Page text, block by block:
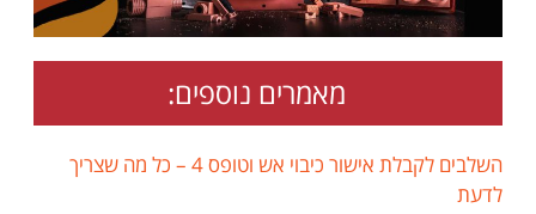
מאמרים נוספים:
השלבים לקבלת אישור כיבוי אש וטופס 4 – כל מה שצריך
לדעת